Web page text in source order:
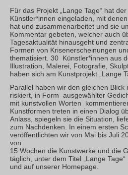
Für das Projekt „Lange Tage“ hat
Künstler*innen eingeladen, mit
hat und zusammenarbeitet und sie
Kommentar gebeten, welcher auch
Tagesaktualität hinausgeht und
Formen von Krisenerscheinungen
thematisiert. 30 Künstler*innen aus
Illustration, Malerei, Fotografie,
haben sich am Kunstprojekt „Lange
Parallel haben wir den gleichen Blick
riskiert, in Form ausgewählter
mit kunstvollen Worten
Kunstformen treten in einen Dialog
Anlass, spiegeln sie die Situation,
zum Nachdenken. In einem ersten
veröffentlichten wir von Mai bis Juli
von
15 Wochen die Kunstwerke und die
täglich, unter dem Titel „Lange
und auf unserer Homepage.